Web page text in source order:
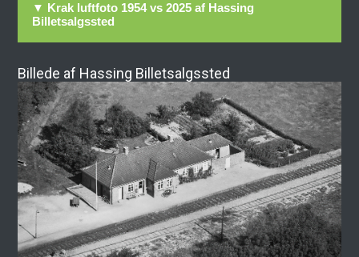
▼ Krak luftfoto 1954 vs 2025 af Hassing
Billetsalgssted
Billede af Hassing Billetsalgssted